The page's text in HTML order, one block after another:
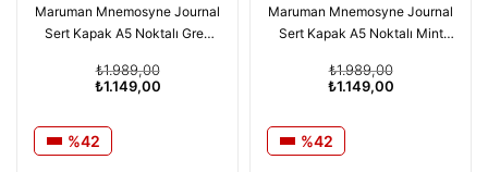
Maruman Mnemosyne Journal
Sert Kapak A5 Noktalı Grey
₺1.149,00
₺1.989,00
%42
Maruman Mnemosyne Journal
Sert Kapak A5 Noktalı Mint
₺1.149,00
₺1.989,00
%42